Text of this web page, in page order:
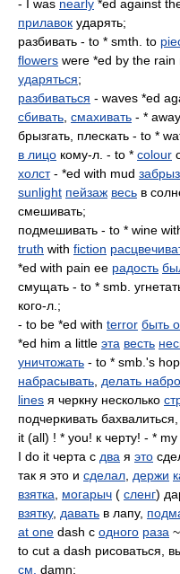
- I was nearly *еd against
прилавок ударять;
разбивать - to * smth. to
flowers were *ed bу the
ударяться;
разбиваться - waves *ed
сбивать смахивать - *
брызгать, плескать - to *
в лицо кому-л. - to * colour
холст- *ed with mud
sunlight пейзаж весь в
смешивать;
подмешивать - to * wine
truth with fiction
*ed with pain ее радость
смущать - to * smb.
кого-л.;
- to be *ed with terror быть
*ed him а little эта весть
уничтожать - to * smb.'s
набрасывать делать
lines я черкну несколько
подчеркивать
it (all) ! * you! к черту! - *
I do it черта с два я это
так я это и сделал держи
взятка
могарыч ( сленг)
взятку, давать в лапу,
at one dash с одного раза ~
to cut a dash рисоваться,
см. damn;